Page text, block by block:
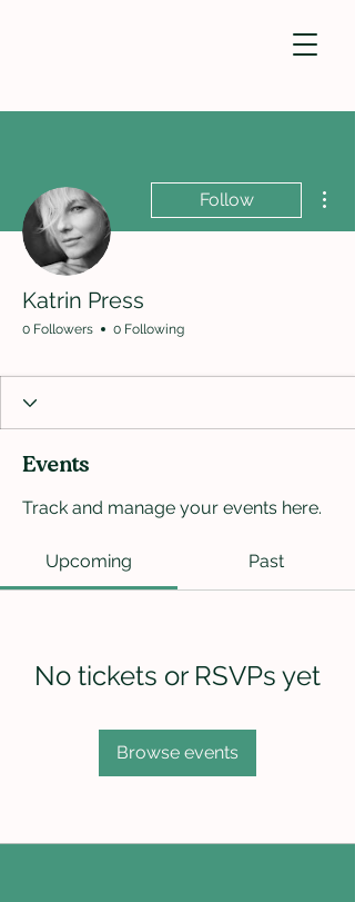
Follow
Katrin Press
0 Followers 0 Following
Events
Track and manage your events here.
Upcoming Past
No tickets or RSVPs yet
Browse events